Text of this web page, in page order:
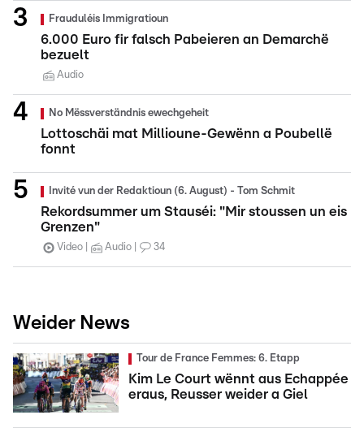
Frauduléis Immigratioun
6.000 Euro fir falsch Pabeieren an Demarchë
bezuelt
Audio
No Mëssverständnis ewechgeheit
Lottoschäi mat Millioune-Gewënn a Poubellë
fonnt
Invité vun der Redaktioun (6. August) - Tom Schmit
Rekordsummer um Stauséi: "Mir stoussen un eis
Grenzen"
Video Audio 34
Weider News
Tour de France Femmes: 6. Etapp
Kim Le Court wënnt aus Echappée
eraus, Reusser weider a Giel